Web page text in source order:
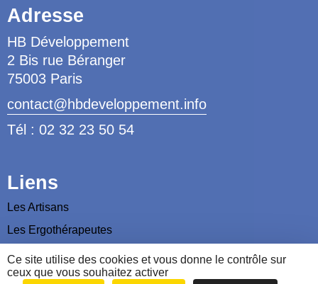
Ce site utilise des cookies et vous donne le contrôle sur
ceux que vous souhaitez activer
Adresse
HB Développement
2 Bis rue Béranger
75003 Paris
contact@hbdeveloppement.info
Tél : 02 32 23 50 54
Liens
Les Artisans
Les Ergothérapeutes
Nous contacter